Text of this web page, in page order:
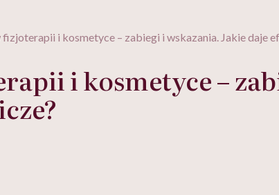
i kosmetyce – zabiegi i wskazania. Jakie daje
i kosmetyce –